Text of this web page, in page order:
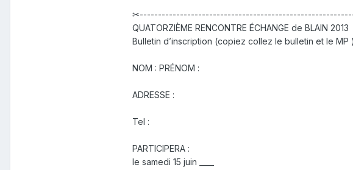
QUATORZIÈME RENCONTRE ÉCHANGE de BLAIN 2013
Bulletin d’inscription (copiez collez le bulletin et le MP )
NOM : PRÉNOM :
ADRESSE :
Tel :
PARTICIPERA :
le samedi 15 juin ____